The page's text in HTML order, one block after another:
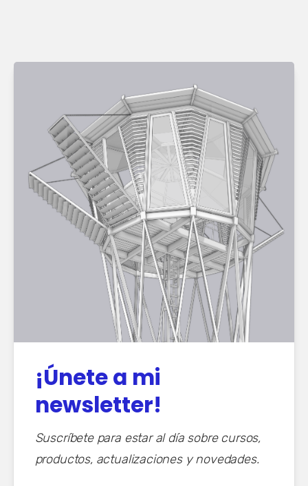
¡Únete a mi
newsletter!
Suscríbete para estar al día sobre cursos,
productos, actualizaciones y novedades.